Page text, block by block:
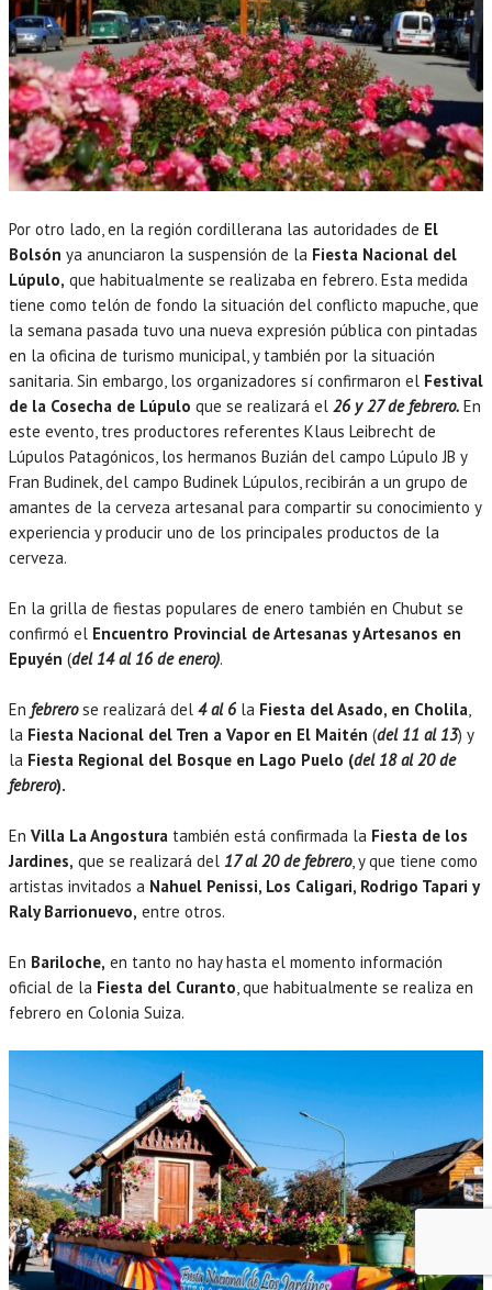
Por otro lado, en la región cordillerana las autoridades de El
Bolsón ya anunciaron la suspensión de la Fiesta Nacional del
Lúpulo, que habitualmente se realizaba en febrero. Esta medida
tiene como telón de fondo la situación del conflicto mapuche, que
la semana pasada tuvo una nueva expresión pública con pintadas
en la oficina de turismo municipal, y también por la situación
sanitaria. Sin embargo, los organizadores sí confirmaron el Festival
de la Cosecha de Lúpulo que se realizará el 26 y 27 de febrero. En
este evento, tres productores referentes Klaus Leibrecht de
Lúpulos Patagónicos, los hermanos Buzián del campo Lúpulo JB y
Fran Budinek, del campo Budinek Lúpulos, recibirán a un grupo de
amantes de la cerveza artesanal para compartir su conocimiento y
experiencia y producir uno de los principales productos de la
cerveza.
En la grilla de fiestas populares de enero también en Chubut se
confirmó el Encuentro Provincial de Artesanas y Artesanos en
Epuyén (del 14 al 16 de enero).
En febrerose realizará del 4 al 6 la Fiesta del Asado, en Cholila,
la Fiesta Nacional del Tren a Vapor en El Maitén (del 11 al 13) y
la Fiesta Regional del Bosque en Lago Puelo (del 18 al 20 de
febrero).
En Villa La Angostura también está confirmada la Fiesta de los
Jardines, que se realizará del 17 al 20 de febrero, y que tiene como
artistas invitados a Nahuel Penissi, Los Caligari, Rodrigo Tapari y
Raly Barrionuevo, entre otros.
En Bariloche, en tanto no hay hasta el momento información
oficial de la Fiesta del Curanto, que habitualmente se realiza en
febrero en Colonia Suiza.